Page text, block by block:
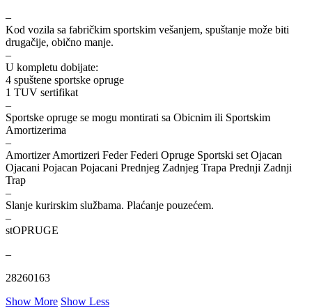
Auta
Sportske Opruge AP
Stardax Starter/Anlaser
STEINHOF ST opruge
–
Kod vozila sa fabričkim sportskim vešanjem, spuštanje može biti
drugačije, obično manje.
–
U kompletu dobijate:
4 spuštene sportske opruge
1 TUV sertifikat
–
Sportske opruge se mogu montirati sa Obicnim ili Sportskim
Amortizerima
–
Amortizer Amortizeri Feder Federi Opruge Sportski set Ojacan
Ojacani Pojacan Pojacani Prednjeg Zadnjeg Trapa Prednji Zadnji
Trap
–
Slanje kurirskim službama. Plaćanje pouzećem.
–
stOPRUGE
–
28260163
Show More Show Less